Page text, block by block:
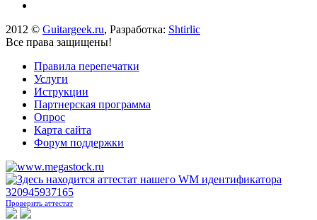
2012 © Guitargeek.ru, Разработка: Shtirlic
Все права защищены!
Правила перепечатки
Услуги
Иструкции
Партнерская программа
Опрос
Карта сайта
Форум поддержки
Проверить аттестат